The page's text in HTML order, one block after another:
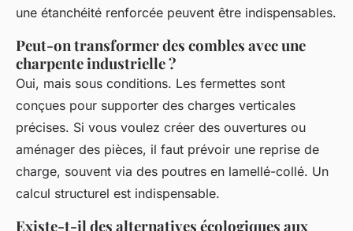
une étanchéité renforcée peuvent être indispensables.
Peut-on transformer des combles avec une
charpente industrielle ?
Oui, mais sous conditions. Les fermettes sont
conçues pour supporter des charges verticales
précises. Si vous voulez créer des ouvertures ou
aménager des pièces, il faut prévoir une reprise de
charge, souvent via des poutres en lamellé-collé. Un
calcul structurel est indispensable.
Existe-t-il des alternatives écologiques aux